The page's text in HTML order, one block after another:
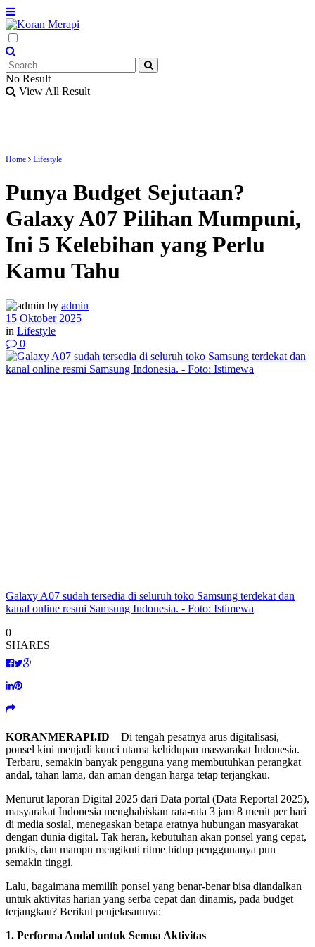
No Result
View All Result
Home Lifestyle
Punya Budget Sejutaan?
Galaxy A07 Pilihan Mumpuni,
Ini 5 Kelebihan yang Perlu
Kamu Tahu
by admin
15 Oktober 2025
in Lifestyle
0
Galaxy A07 sudah tersedia di seluruh toko Samsung terdekat dan
kanal online resmi Samsung Indonesia. - Foto: Istimewa
0
SHARES
KORANMERAPI.ID – Di tengah pesatnya arus digitalisasi,
ponsel kini menjadi kunci utama kehidupan masyarakat Indonesia.
Terbaru, semakin banyak pengguna yang membutuhkan perangkat
andal, tahan lama, dan aman dengan harga tetap terjangkau.
Menurut laporan Digital 2025 dari Data portal (Data Reportal 2025),
masyarakat Indonesia menghabiskan rata-rata 3 jam 8 menit per hari
di media sosial, menegaskan betapa eratnya hubungan masyarakat
dengan dunia digital. Tak heran, kebutuhan akan ponsel yang cepat,
praktis, dan mampu mengikuti ritme hidup penggunanya pun
semakin tinggi.
Lalu, bagaimana memilih ponsel yang benar-benar bisa diandalkan
untuk aktivitas harian yang serba cepat dan dinamis, pada budget
terjangkau? Berikut penjelasannya:
1. Performa Andal untuk Semua Aktivitas